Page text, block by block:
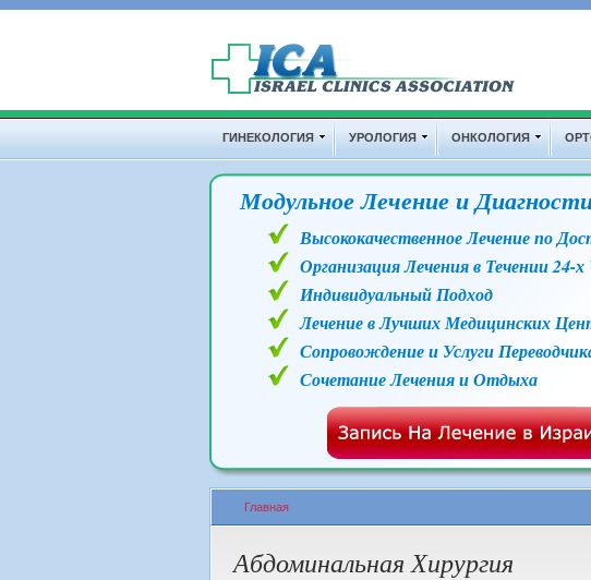
Перейти к основному содержаниюДополнительные ссылки
ГИНЕКОЛОГИЯ УРОЛОГИЯ ОНКОЛОГИЯ
Модульное Лечение и
Высококачественное Лечение по
Организация Лечения в Течении 24-х
Индивидуальный Подход
Лечение в Лучших Медицинских
Сопровождение и Услуги
Сочетание Лечения и Отдыха
Вы здесь
Главная
Абдоминальная Хирургия